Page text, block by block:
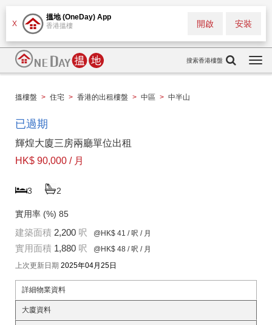
X
搵地 (OneDay) App
香港搵樓 安裝
開啟
搜索香港樓盤
搵樓盤 > 住宅 > 香港的出租樓盤 > 中區 > 中半山
已過期
輝煌大廈三房兩廳單位出租
HK$ 90,000 / 月
3 2
實用率 (%) 85
建築面積 2,200 呎 @HK$ 41 / 呎 / 月
實用面積 1,880 呎 @HK$ 48 / 呎 / 月
上次更新日期 2025年04月25日
詳細物業資料
大廈資料